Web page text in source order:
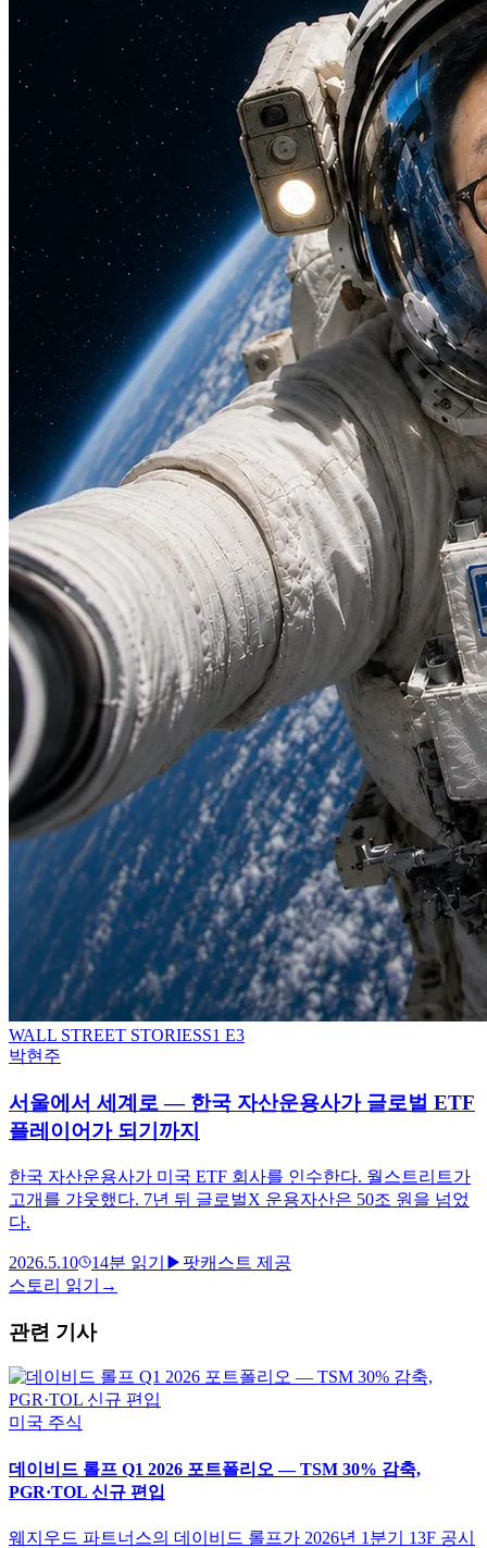
WALL STREET STORIESS1 E3
박현주
서울에서 세계로 — 한국 자산운용사가 글로벌 ETF
플레이어가 되기까지
한국 자산운용사가 미국 ETF 회사를 인수한다. 월스트리트가
고개를 갸웃했다. 7년 뒤 글로벌X 운용자산은 50조 원을 넘었
다.
2026.5.10 14분 읽기 ▶ 팟캐스트 제공
스토리 읽기 →
관련 기사
미국 주식
데이비드 롤프 Q1 2026 포트폴리오 — TSM 30% 감축,
PGR·TOL 신규 편입
웨지우드 파트너스의 데이비드 롤프가 2026년 1분기 13F 공시